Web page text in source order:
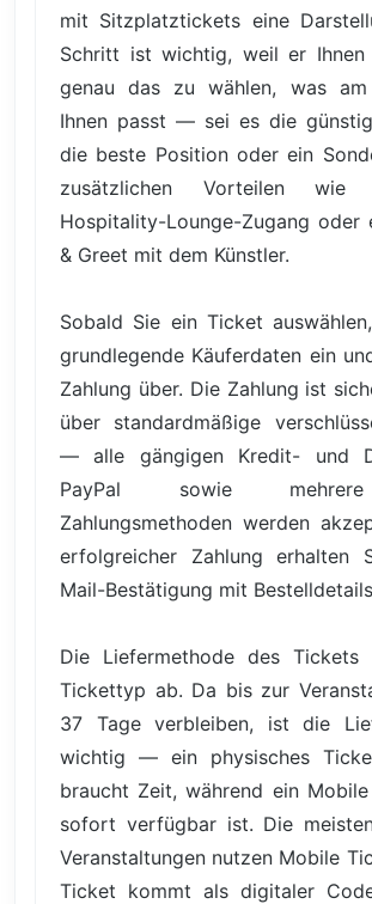
mit Sitzplatztickets eine
Schritt ist wichtig, weil er Ihnen
genau das zu wählen, was
Ihnen passt — sei es die
die beste Position oder ein
zusätzlichen Vorteilen wie
Hospitality-Lounge-Zugang oder
& Greet mit dem Künstler.
Sobald Sie ein Ticket
grundlegende Käuferdaten ein
Zahlung über. Die Zahlung ist
über standardmäßige
— alle gängigen Kredit- und
PayPal sowie
Zahlungsmethoden werden
erfolgreicher Zahlung erhalten
Mail-Bestätigung mit
Die Liefermethode des Tickets
Tickettyp ab. Da bis zur
37 Tage verbleiben, ist die
wichtig — ein physisches
braucht Zeit, während ein
sofort verfügbar ist. Die
Veranstaltungen nutzen Mobile
Ticket kommt als digitaler